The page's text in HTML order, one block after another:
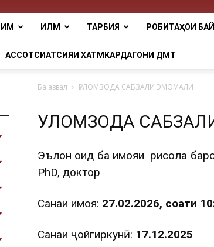
tnu
ИЛМ ТАРБИЯ РОБИТАҲОИ
АССОТСИАТСИЯИ ХАТМКАРДАГОНИ ДМТ
Ба аввал ҒУЛОМЗОДА САБЗАЛИ ЭМОМАЛИ
ҒУЛОМЗОДА
Эълон оид ба ҳимояи рисола
PhD, доктор
Санаи ҳимоя: 27.02.2026, соати
Санаи ҷойгиркунӣ: 17.12.2025